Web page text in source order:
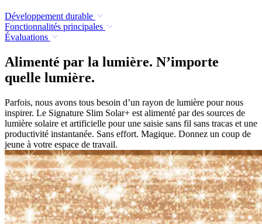
Développement durable
Fonctionnalités principales
Évaluations
Alimenté par la lumière. N’importe
quelle lumière.
Parfois, nous avons tous besoin d’un rayon de lumière pour nous
inspirer. Le Signature Slim Solar+ est alimenté par des sources de
lumière solaire et artificielle pour une saisie sans fil sans tracas et une
productivité instantanée. Sans effort. Magique. Donnez un coup de
jeune à votre espace de travail.